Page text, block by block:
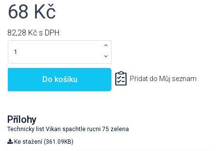
68 Kč
82,28 Kč s DPH
Do košíku Přidat do Můj seznam
Přílohy
Technicky list Vikan spachtle rucni 75 zelena
Ke stažení (361.09KB)